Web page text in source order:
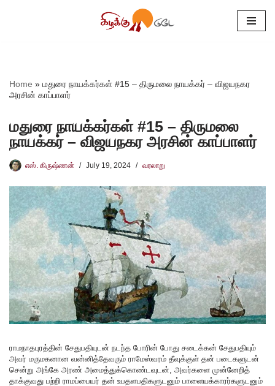
Home » மதுரை நாயக்கர்கள் #15 – திருமலை நாயக்கர் – விஜயநகர
அரசின் காப்பாளர்
மதுரை நாயக்கர்கள் #15 – திருமலை
நாயக்கர் – விஜயநகர அரசின் காப்பாளர்
எஸ். கிருஷ்ணன் July 19, 2024 வரலாறு
ராமநாதபுரத்தின் சேதுபதியுடன் நடந்த போரின் போது சடைக்கன் சேதுபதியும்
அவர் மருமகனான வன்னித்தேவரும் ராமேஸ்வரம் தீவுக்குள் தன் படைகளுடன்
சென்று அங்கே அரண் அமைத்துக்கொண்டவுடன், அவர்களை முன்னேறித்
தாக்குவது பற்றி ராமப்பையர் தன் உபதளபதிகளுடனும் பாளையக்காரர்களுடனும்